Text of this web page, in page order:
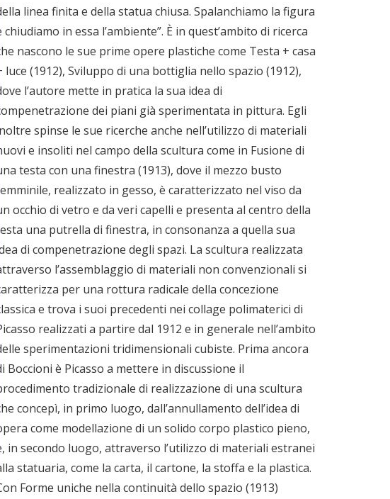
linea finita e della statua chiusa. Spalanchiamo la figura
chiudiamo in essa l’ambiente”. È in quest’ambito di ricerca
nascono le sue prime opere plastiche come Testa + casa
luce (1912), Sviluppo di una bottiglia nello spazio (1912),
l’autore mette in pratica la sua idea di
dei piani già sperimentata in pittura. Egli
spinse le sue ricerche anche nell’utilizzo di materiali
e insoliti nel campo della scultura come in Fusione di
testa con una finestra (1913), dove il mezzo busto
realizzato in gesso, è caratterizzato nel viso da
occhio di vetro e da veri capelli e presenta al centro della
una putrella di finestra, in consonanza a quella sua
di compenetrazione degli spazi. La scultura realizzata
l’assemblaggio di materiali non convenzionali si
per una rottura radicale della concezione
e trova i suoi precedenti nei collage polimaterici di
realizzati a partire dal 1912 e in generale nell’ambito
sperimentazioni tridimensionali cubiste. Prima ancora
Boccioni è Picasso a mettere in discussione il
tradizionale di realizzazione di una scultura
concepì, in primo luogo, dall’annullamento dell’idea di
come modellazione di un solido corpo plastico pieno,
in secondo luogo, attraverso l’utilizzo di materiali estranei
statuaria, come la carta, il cartone, la stoffa e la plastica.
Forme uniche nella continuità dello spazio (1913)